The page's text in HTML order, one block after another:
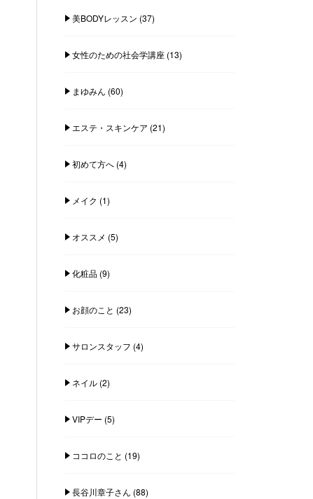
美BODYレッスン (37)
女性のための社会学講座(13)
まゆみん (60)
エステ・スキンケア (21)
初めて方へ(4)
メイク (1)
オススメ (5)
化粧品(9)
お顔のこと (23)
サロンスタッフ (4)
ネイル(2)
VIPデー (5)
ココロのこと (19)
長谷川章子さん (88)